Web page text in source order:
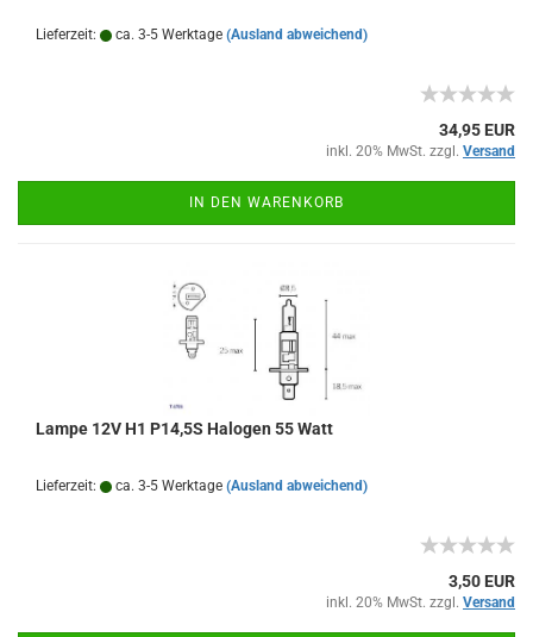
Lieferzeit: ca. 3-5 Werktage (Ausland abweichend)
34,95 EUR
inkl. 20% MwSt. zzgl. Versand
IN DEN WARENKORB
Lampe 12V H1 P14,5S Halogen 55 Watt
Lieferzeit: ca. 3-5 Werktage (Ausland abweichend)
3,50 EUR
inkl. 20% MwSt. zzgl. Versand